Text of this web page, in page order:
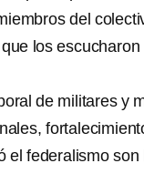
del
que los
de militares y
el federalismo